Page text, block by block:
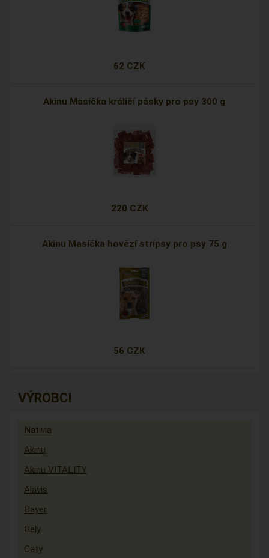
62 CZK
Akinu Masíčka králičí pásky pro psy 300 g
220 CZK
Akinu Masíčka hovězí stripsy pro psy 75 g
56 CZK
VÝROBCI
Nativia
Akinu
Akinu VITALITY
Alavis
Bayer
Bely
Caty